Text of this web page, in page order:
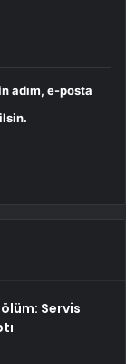
adım, e-posta
Servis